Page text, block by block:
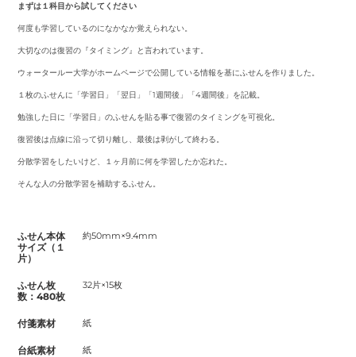
まずは１科目から試してください
何度も学習しているのになかなか覚えられない。
大切なのは復習の『タイミング』と言われています。
ウォータールー大学がホームページで公開している情報を基にふせんを作りました。
１枚のふせんに「学習日」「翌日」「1週間後」「4週間後」を記載。
勉強した日に「学習日」のふせんを貼る事で復習のタイミングを可視化。
復習後は点線に沿って切り離し、最後は剥がして終わる。
分散学習をしたいけど、１ヶ月前に何を学習したか忘れた。
そんな人の分散学習を補助するふせん。
ふせん本体
サイズ（１
片）
約50mm×9.4mm
ふせん枚
数：480枚
32片×15枚
付箋素材 紙
台紙素材 紙